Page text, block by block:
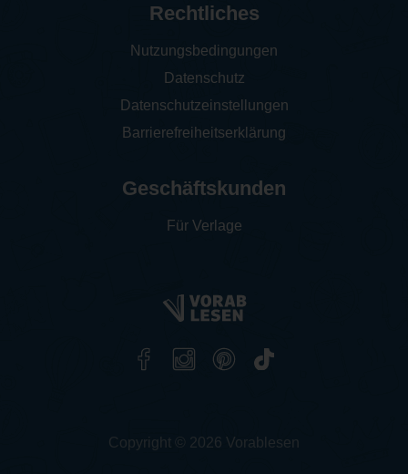
Rechtliches
Nutzungsbedingungen
Datenschutz
Datenschutzeinstellungen
Barrierefreiheitserklärung
Geschäftskunden
Für Verlage
Copyright © 2026 Vorablesen